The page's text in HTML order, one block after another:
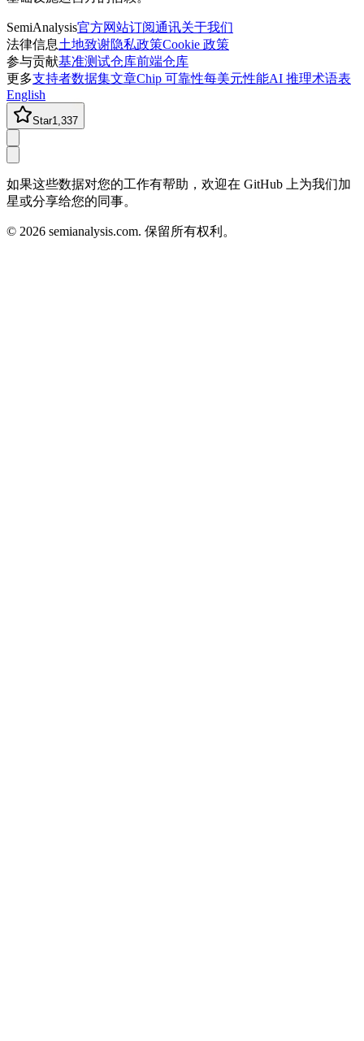
SemiAnalysis官方网站订阅通讯关于我们
法律信息土地致谢隐私政策Cookie 政策
参与贡献基准测试仓库前端仓库
更多支持者数据集文章Chip 可靠性每美元性能AI 推理术语表
English
Star1,337
如果这些数据对您的工作有帮助，欢迎在 GitHub 上为我们加
星或分享给您的同事。
© 2026 semianalysis.com. 保留所有权利。